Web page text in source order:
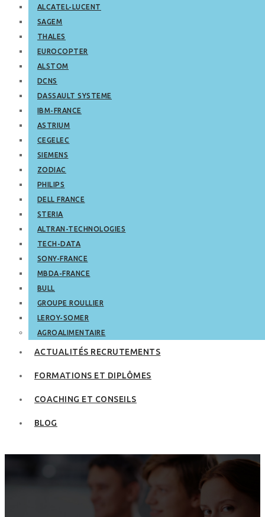
ALCATEL-LUCENT
SAGEM
THALES
EUROCOPTER
ALSTOM
DCNS
DASSAULT SYSTEME
IBM-FRANCE
ASTRIUM
CEGELEC
SIEMENS
ZODIAC
PHILIPS
DELL FRANCE
STERIA
ALTRAN-TECHNOLOGIES
TECH-DATA
SONY-FRANCE
MBDA-FRANCE
BULL
GROUPE ROULLIER
LEROY-SOMER
AGROALIMENTAIRE
ACTUALITÉS RECRUTEMENTS
FORMATIONS ET DIPLÔMES
COACHING ET CONSEILS
BLOG